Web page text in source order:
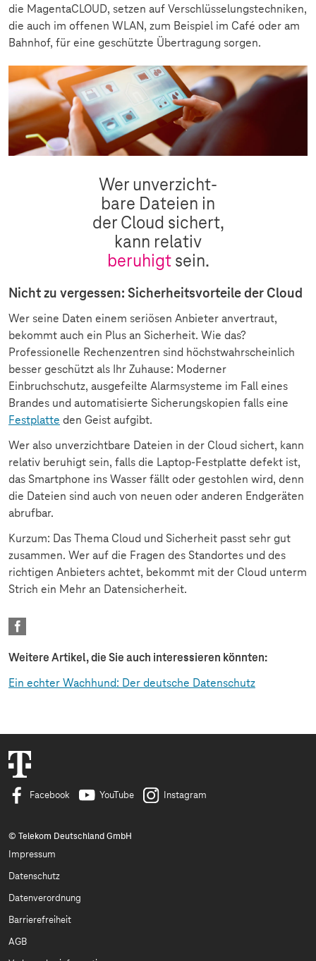
die MagentaCLOUD, setzen auf Verschlüsselungstechniken,
die auch im offenen WLAN, zum Beispiel im Café oder am
Bahnhof, für eine geschützte Übertragung sorgen.
Wer unverzicht-
bare Dateien in
der Cloud sichert,
kann relativ
beruhigtsein.
Nicht zu vergessen: Sicherheitsvorteile der Cloud
Wer seine Daten einem seriösen Anbieter anvertraut,
bekommt auch ein Plus an Sicherheit. Wie das?
Professionelle Rechenzentren sind höchstwahrscheinlich
besser geschützt als Ihr Zuhause: Moderner
Einbruchschutz, ausgefeilte Alarmsysteme im Fall eines
Brandes und automatisierte Sicherungskopien falls eine
Festplatte den Geist aufgibt.
Wer also unverzichtbare Dateien in der Cloud sichert, kann
relativ beruhigt sein, falls die Laptop-Festplatte defekt ist,
das Smartphone ins Wasser fällt oder gestohlen wird, denn
die Dateien sind auch von neuen oder anderen Endgeräten
abrufbar.
Kurzum: Das Thema Cloud und Sicherheit passt sehr gut
zusammen. Wer auf die Fragen des Standortes und des
richtigen Anbieters achtet, bekommt mit der Cloud unterm
Strich ein Mehr an Datensicherheit.
Weitere Artikel, die Sie auch interessieren könnten:
Ein echter Wachhund: Der deutsche Datenschutz
Facebook YouTube Instagram
© Telekom Deutschland GmbH
Impressum
Datenschutz
Datenverordnung
Barrierefreiheit
AGB